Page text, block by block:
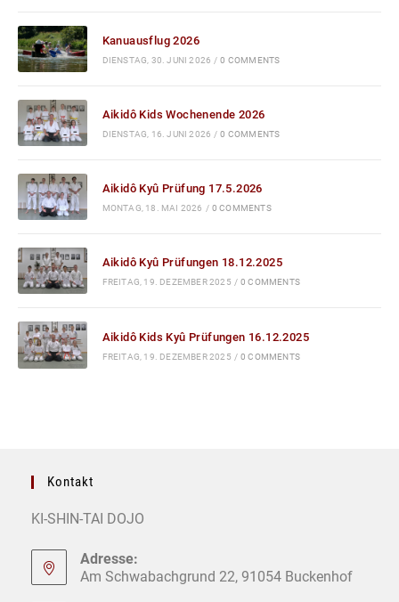
Kanuausflug 2026
DIENSTAG, 30. JUNI 2026 / 0 COMMENTS
Aikidô Kids Wochenende 2026
DIENSTAG, 16. JUNI 2026 / 0 COMMENTS
Aikidô Kyû Prüfung 17.5.2026
MONTAG, 18. MAI 2026 / 0 COMMENTS
Aikidô Kyû Prüfungen 18.12.2025
FREITAG, 19. DEZEMBER 2025 / 0 COMMENTS
Aikidô Kids Kyû Prüfungen 16.12.2025
FREITAG, 19. DEZEMBER 2025 / 0 COMMENTS
Kontakt
KI-SHIN-TAI DOJO
Adresse:
Am Schwabachgrund 22, 91054 Buckenhof